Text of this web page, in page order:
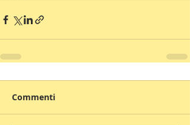
Commenti